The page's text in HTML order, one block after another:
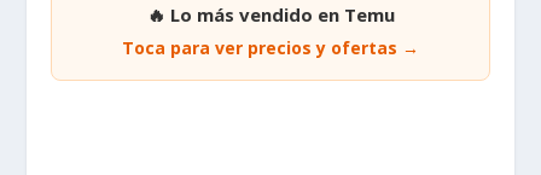
🔥 Lo más vendido en Temu
Toca para ver precios y ofertas →